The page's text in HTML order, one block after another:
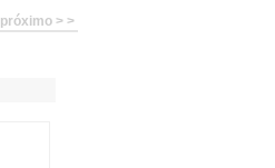
próximo > >